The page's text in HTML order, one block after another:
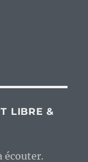
LIBRE &
écouter.